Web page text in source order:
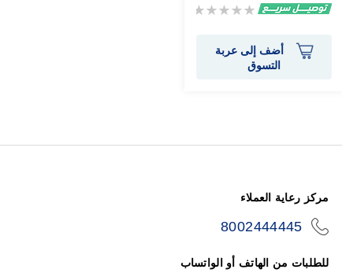
Rating:
أضف إلى عربة
التسوق
مركز رعاية العملاء
8002444445
للطلبات من الهاتف أو الواتساب